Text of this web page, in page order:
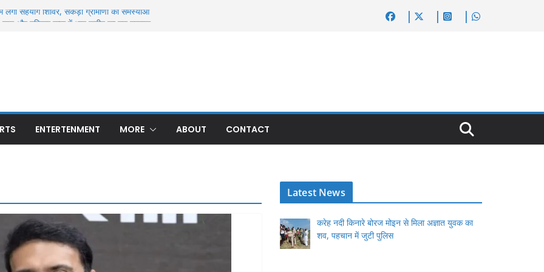
लगा सहयोग शिविर, सैकड़ों ग्रामीणों की समस्याओं
मौत से सनसनी, ओढ़नी के फंदे से लटका मिला शव;
घायल
के निर्देश
ENTERTENMENT MORE ABOUT CONTACT
Latest News
करेह नदी किनारे बोरज मोइन से मिला अज्ञात युवक का
शव, पहचान में जुटी पुलिस